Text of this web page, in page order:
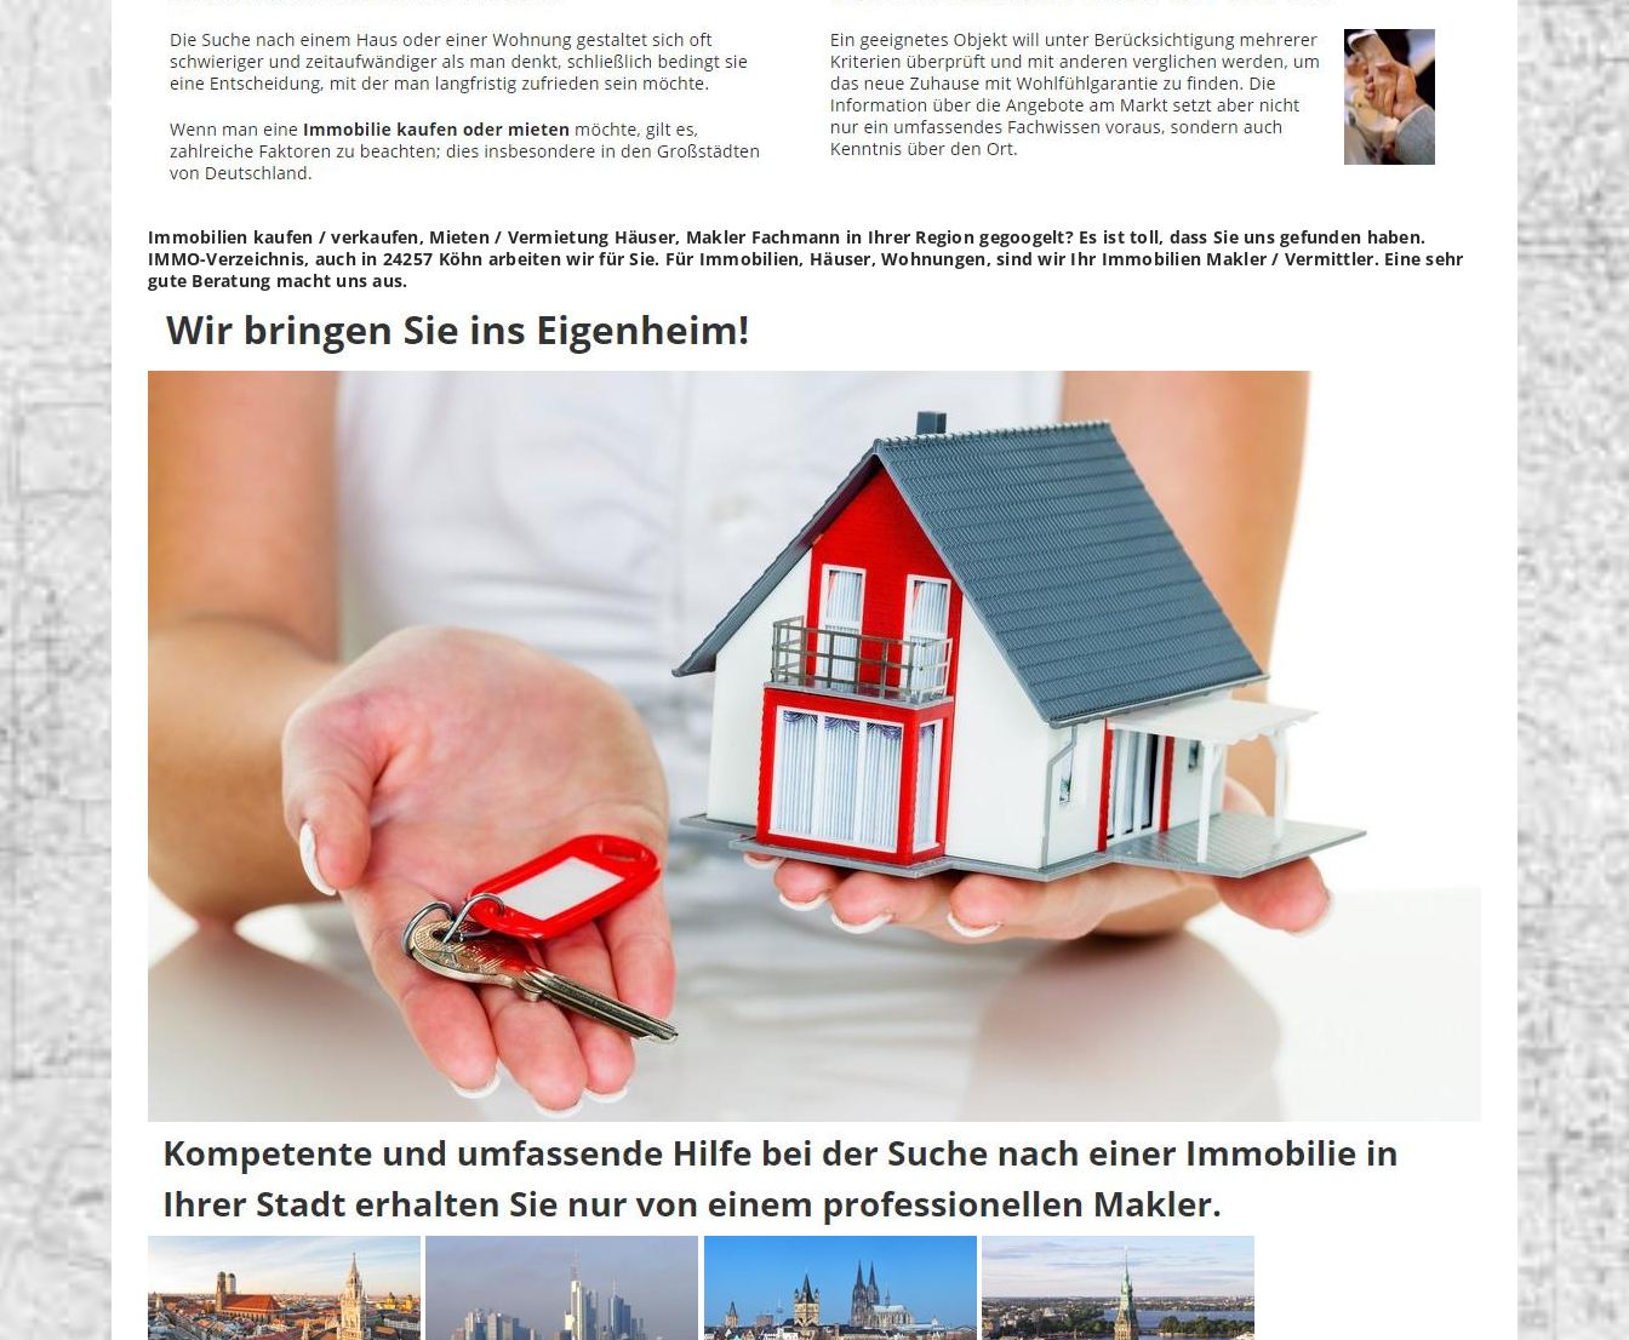
Immobilien kaufen / verkaufen, Mieten / Vermietung Häuser, Makler Fachmann in Ihrer Region gegoogelt? Es ist toll, dass Sie uns gefunden haben.
IMMO-Verzeichnis, auch in 24257 Köhn arbeiten wir für Sie. Für Immobilien, Häuser, Wohnungen, sind wir Ihr Immobilien Makler / Vermittler. Eine sehr
gute Beratung macht uns aus.